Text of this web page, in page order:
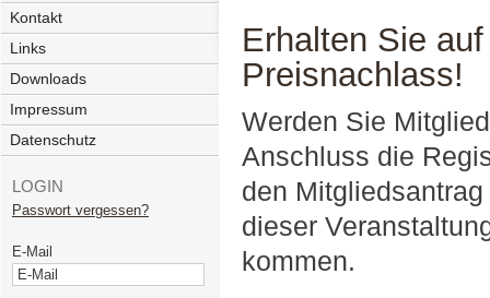
Kontakt
Links
Downloads
Impressum
Datenschutz
LOGIN
Passwort vergessen?
E-Mail
Erhalten Sie
Preisnachlass!
Werden Sie
Anschluss die
den
dieser
kommen.